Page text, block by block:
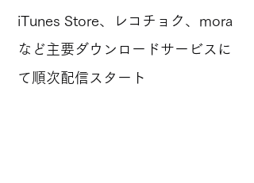
iTunes Store、レコチョク、mora
など主要ダウンロードサービスに
て順次配信スタート